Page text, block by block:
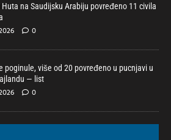
Huta na Saudijsku Arabiju povređeno 11 civila
0
poginule, više od 20 povređeno u pucnjavi u
— list
0